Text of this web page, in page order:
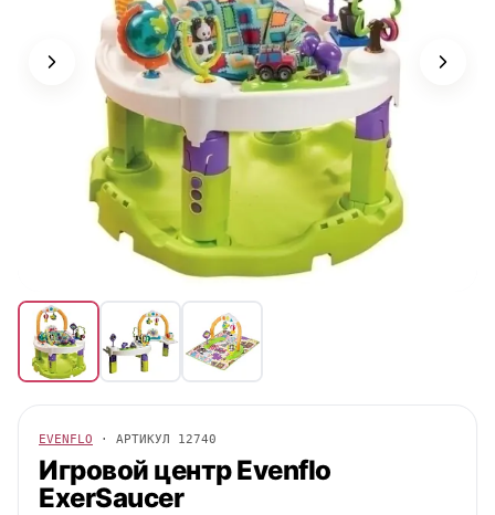
EVENFLO · АРТИКУЛ 12740
Игровой центрEvenflo
ExerSaucer